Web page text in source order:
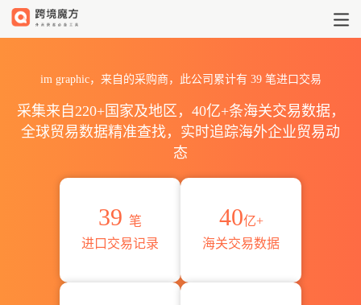
im graphic，来自的采购商，此公司累计有 39笔进口交易
采集来自220+国家及地区，40亿+条海关交易数据，
全球贸易数据精准查找，实时追踪海外企业贸易动
态
39 笔
进口交易记录
40亿+
海关交易数据